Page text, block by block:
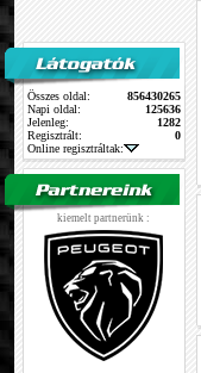
Összes oldal:
856430265
Napi oldal:
125636
Jelenleg:
1282
Regisztrált:
0
Online regisztráltak:
kiemelt partnerünk :